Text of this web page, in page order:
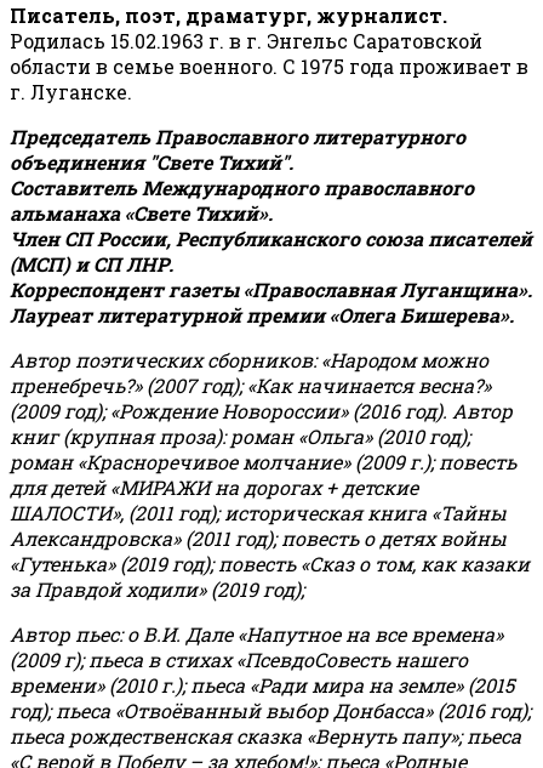
Писатель, поэт, драматург, журналист.
Родилась 15.02.1963 г. в г. Энгельс Саратовской
области в семье военного. С 1975 года проживает в
г. Луганске.
Председатель Православного литературного
объединения "Свете Тихий".
Составитель Международного православного
альманаха «Свете Тихий».
Член СП России, Республиканского союза писателей
(МСП) и СП ЛНР.
Корреспондент газеты «Православная Луганщина».
Лауреат литературной премии «Олега Бишерева».
Автор поэтических сборников: «Народом можно
пренебречь?» (2007 год); «Как начинается весна?»
(2009 год); «Рождение Новороссии» (2016 год). Автор
книг (крупная проза): роман «Ольга» (2010 год);
роман «Красноречивое молчание» (2009 г.); повесть
для детей «МИРАЖИ на дорогах + детские
ШАЛОСТИ», (2011 год); историческая книга «Тайны
Александровска» (2011 год); повесть о детях войны
«Гутенька» (2019 год); повесть «Сказ о том, как казаки
за Правдой ходили» (2019 год);
Автор пьес: о В.И. Дале «Напутное на все времена»
(2009 г); пьеса в стихах «ПсевдоСовесть нашего
времени» (2010 г.); пьеса «Ради мира на земле» (2015
год); пьеса «Отвоёванный выбор Донбасса» (2016 год);
пьеса рождественская сказка «Вернуть папу»; пьеса
«С верой в Победу – за хлебом!»;пьеса «Родные